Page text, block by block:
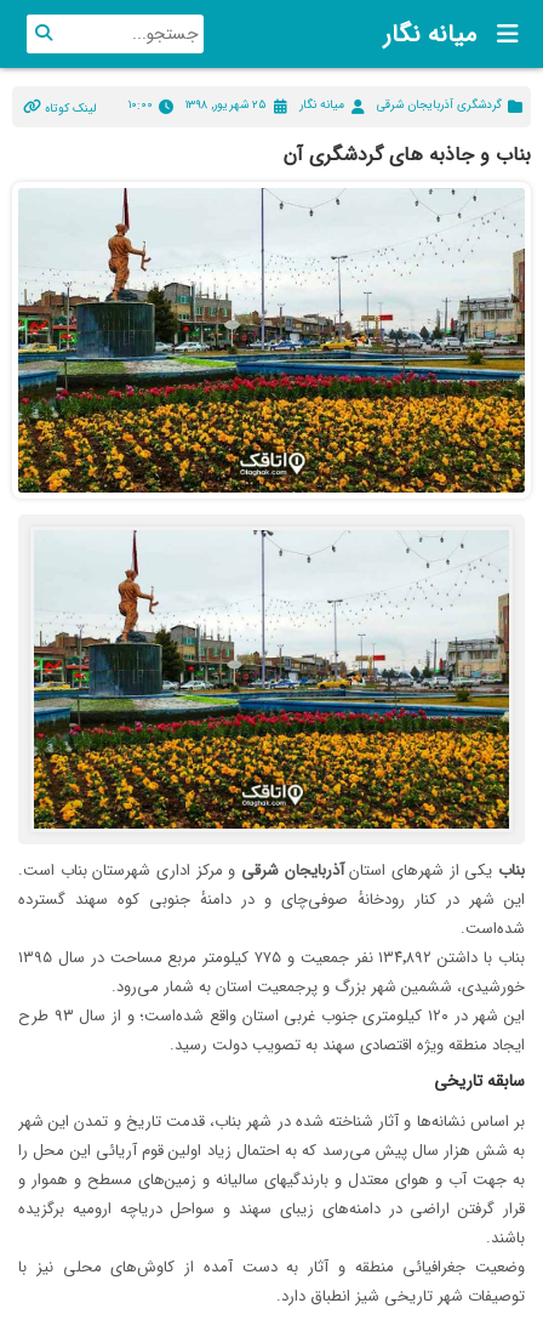
میانه نگار
گردشگری آذربایجان شرقی میانه نگار ۲۵ شهریور, ۱۳۹۸ ۱۰:۰۰ لینک کوتاه
بناب و جاذبه های گردشگری آن
بناب یکی از شهرهای استانآذربایجان شرقی و مرکز اداری شهرستان بناب است.
این شهر در کنار رودخانهٔ صوفی‌چای و در دامنهٔ جنوبی کوه سهند گسترده
شده‌است.
بناب با داشتن ۱۳۴٬۸۹۲ نفر جمعیت و ۷۷۵ کیلومتر مربع مساحت در سال ۱۳۹۵
خورشیدی، ششمین شهر بزرگ و پرجمعیت استان به شمار می‌رود.
این شهر در ۱۲۰ کیلومتری جنوب غربی استان واقع شده‌است؛ و از سال ۹۳ طرح
ایجاد منطقه ویژه اقتصادی سهند به تصویب دولت رسید.
سابقه تاریخی
بر اساس نشانه‌ها و آثار شناخته شده در شهر بناب، قدمت تاریخ و تمدن این شهر
به شش هزار سال پیش می‌رسد که به احتمال زیاد اولین قوم آریائی این محل را
به جهت آب و هوای معتدل و بارندگیهای سالیانه و زمین‌های مسطح و هموار و
قرار گرفتن اراضی در دامنه‌های زیبای سهند و سواحل دریاچه ارومیه برگزیده
باشند.
وضعیت جغرافیائی منطقه و آثار به دست آمده از کاوش‌های محلی نیز با
توصیفات شهر تاریخی شیز انطباق دارد.